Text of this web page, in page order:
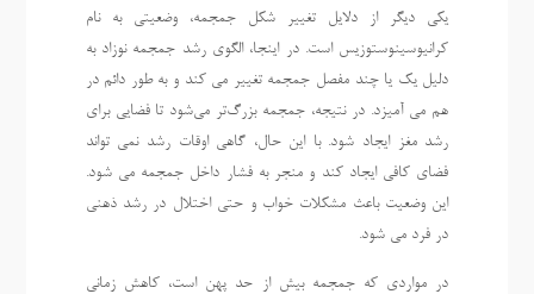
یکی دیگر از دلایل تغییر شکل جمجمه، وضعیتی به نام
کرانیوسینوستوزیس است. در اینجا، الگوی رشد جمجمه نوزاد به
دلیل یک یا چند مفصل جمجمه تغییر می کند و به طور دائم در
هم می آمیزد. در نتیجه، جمجمه بزرگ‌تر می‌شود تا فضایی برای
رشد مغز ایجاد شود. با این حال، گاهی اوقات رشد نمی تواند
فضای کافی ایجاد کند و منجر به فشار داخل جمجمه می شود.
این وضعیت باعث مشکلات خواب و حتی اختلال در رشد ذهنی
در فرد می شود.
در مواردی که جمجمه بیش از حد پهن است، کاهش زمانی